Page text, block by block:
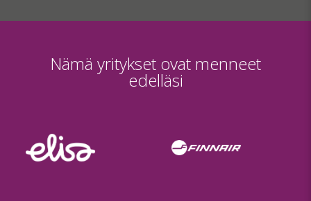
Nämä yritykset ovat menneet
edelläsi